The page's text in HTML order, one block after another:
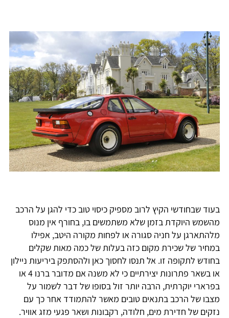
בעוד שבחודשי הקיץ לרוב מספיק כיסוי טוב כדי להגן על הרכב
מהשמש היוקדת בזמן שלא משתמשים בו, בחורף אין מנוס
מלהתארגן על חניה סגורה או לפחות מקורה היטב, אפילו
במחיר של שכירת מקום כזה בעלות של כמה מאות שקלים
בחודש לתקופה זו. אל תנסו לחסוך כאן ולהסתפק ביריעות ניילון
או בשאר פתרונות יצירתיים כי לא משנה אם מדובר ברנו 4 או
בפרארי יוקרתית, הרבה יותר זול בסופו של דבר לשמור על
מצבו של הרכב בתנאים טובים מאשר להתמודד אחר כך עם
נזקים של חדירת מים, חלודה, רקבונות ושאר פגעי מזג אוויר.